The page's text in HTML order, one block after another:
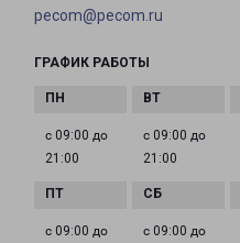
pecom@pecom.ru
ГРАФИК РАБОТЫ
с 09:00 до
21:00
с 09:00 до
21:00
с 09:00 до
с 09:00 до